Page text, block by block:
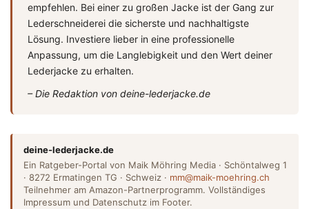
empfehlen. Bei einer zu großen Jacke ist der Gang zur
Lederschneiderei die sicherste und nachhaltigste
Lösung. Investiere lieber in eine professionelle
Anpassung, um die Langlebigkeit und den Wert deiner
Lederjacke zu erhalten.
– Die Redaktion von deine-lederjacke.de
deine-lederjacke.de
Ein Ratgeber-Portal von Maik Möhring Media · Schöntalweg 1
· 8272 Ermatingen TG · Schweiz · mm@maik-moehring.ch
Teilnehmer am Amazon-Partnerprogramm. Vollständiges
Impressum und Datenschutz im Footer.